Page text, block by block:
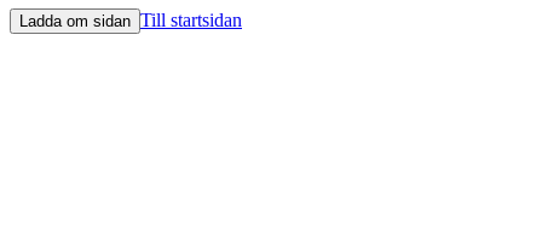
Ladda om sidan Till startsidan